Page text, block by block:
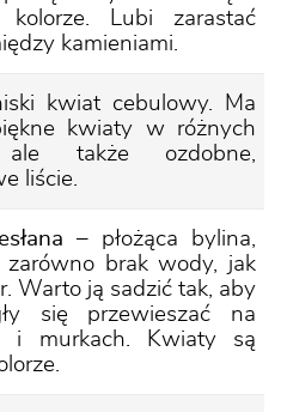
Lubi zarastać
kamieniami.
kwiat cebulowy. Ma
kwiaty w różnych
ale także ozdobne,
liście.
– płożąca bylina,
zarówno brak wody, jak
Warto ją sadzić tak, aby
się przewieszać na
i murkach. Kwiaty są